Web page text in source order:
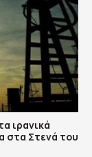
ιρανικά
στα Στενά του